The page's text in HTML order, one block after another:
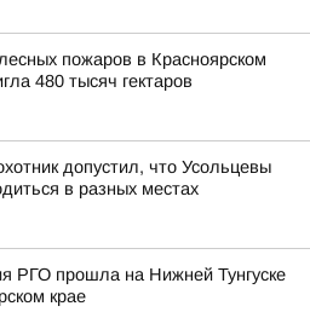
пожаров в Красноярском
480 тысяч гектаров
допустил, что Усольцевы
в разных местах
РГО прошла на Нижней Тунгуске
крае